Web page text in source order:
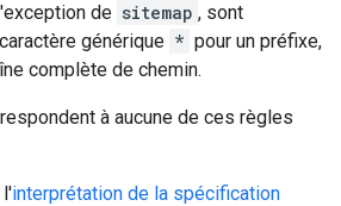
de sitemap , sont
générique * pour un préfixe,
complète de chemin.
à aucune de ces règles
l'interprétation de la spécification